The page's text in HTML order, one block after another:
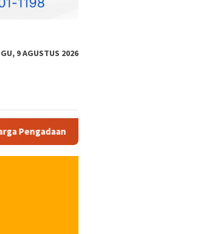
9 AGUSTUS 2026
Diduga Akan Perkuat Aktivitas PETI, Dua